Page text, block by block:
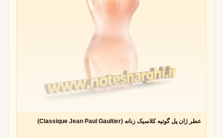
عطر ژان پل گوتیه کلاسیک زنانه (Classique Jean Paul Gaultier)